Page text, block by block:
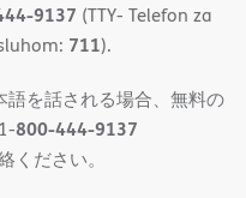
9137 (TTY- Telefon za
711).
語を話される場合、無料の
800-444-9137
ください。